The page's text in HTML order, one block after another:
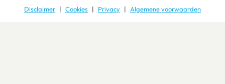
Disclaimer
Cookies Privacy Algemene voorwaarden